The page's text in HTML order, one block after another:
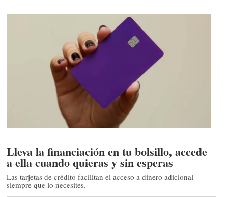
Lleva la financiación en tu bolsillo, accede
a ella cuando quieras y sin esperas
Las tarjetas de crédito facilitan el acceso a dinero adicional
siempre que lo necesites.